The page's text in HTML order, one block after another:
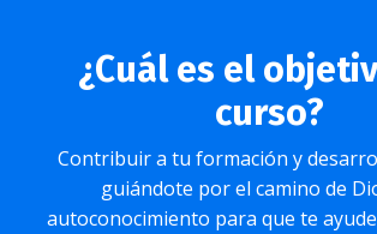
¿Cuál es el
curso?
Contribuir a tu formación y
guiándote por el camino de
autoconocimiento para que te